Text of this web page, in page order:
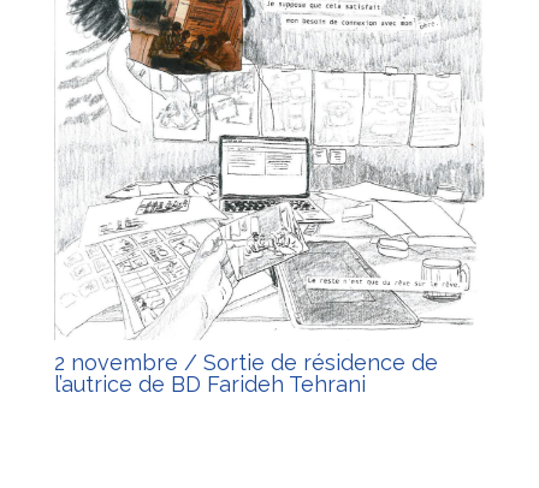
2 novembre / Sortie de résidence de
l’autrice de BD Farideh Tehrani